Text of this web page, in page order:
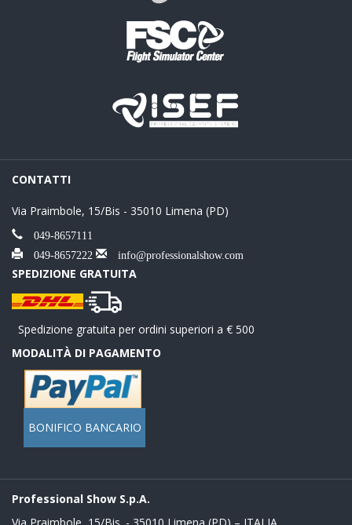
CONTATTI
Via Praimbole, 15/Bis - 35010 Limena (PD)
049-8657111
049-8657222
info@professionalshow.com
SPEDIZIONE GRATUITA
Spedizione gratuita per ordini superiori a € 500
MODALITÀ DI PAGAMENTO
BONIFICO BANCARIO
Professional Show S.p.A.
Via Praimbole, 15/Bis. - 35010 Limena (PD) – ITALIA